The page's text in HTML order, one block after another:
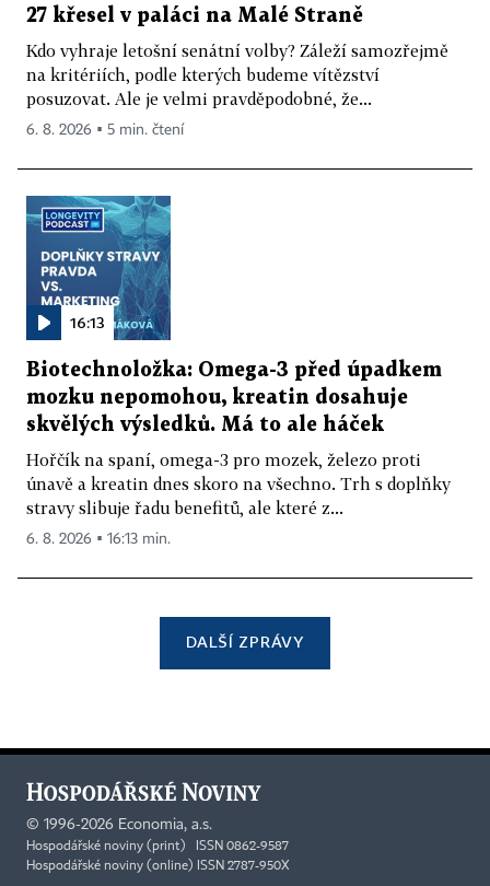
27 křesel v paláci na Malé Straně
Kdo vyhraje letošní senátní volby? Záleží samozřejmě
na kritériích, podle kterých budeme vítězství
posuzovat. Ale je velmi pravděpodobné, že...
6. 8. 2026 ▪ 5 min. čtení
16:13
Biotechnoložka: Omega-3 před úpadkem
mozku nepomohou, kreatin dosahuje
skvělých výsledků. Má to ale háček
Hořčík na spaní, omega-3 pro mozek, železo proti
únavě a kreatin dnes skoro na všechno. Trh s doplňky
stravy slibuje řadu benefitů, ale které z...
6. 8. 2026 ▪ 16:13 min.
DALŠÍ ZPRÁVY
© 1996-2026 Economia, a.s.
Hospodářské noviny (print) ISSN 0862-9587
Hospodářské noviny (online) ISSN 2787-950X